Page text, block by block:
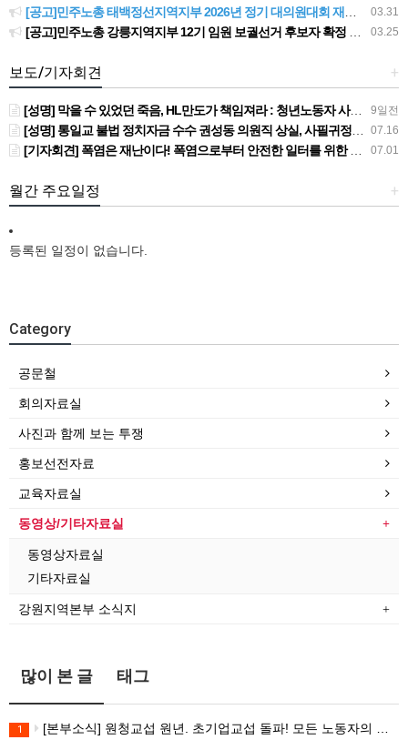
03.31
[공고]민주노총 태백정선지역지부 2026년 정기 대의원대회 재소집 건
03.25
[공고]민주노총 강릉지역지부 12기 임원 보궐선거 후보자 확정 공고
+
보도/기자회견
9일전
[성명] 막을 수 있었던 죽음, HL만도가 책임져라 : 청년노동자 사망사고의 철저한 진상규명과 재발방지 대책 마련하라
07.16
[성명] 통일교 불법 정치자금 수수 권성동 의원직 상실, 사필귀정이다
07.01
[기자회견] 폭염은 재난이다! 폭염으로부터 안전한 일터를 위한 민주노총 강원지역본부 폭염감시단 선포 기자회견
+
월간 주요일정
등록된 일정이 없습니다.
Category
공문철
회의자료실
사진과 함께 보는 투쟁
홍보선전자료
교육자료실
동영상/기타자료실
동영상자료실
기타자료실
강원지역본부 소식지
많이 본 글 태그
1 [본부소식] 원청교섭 원년. 초기업교섭 돌파! 모든 노동자의 노동기본권 쟁취! 민주노총 7.15 총파업대회